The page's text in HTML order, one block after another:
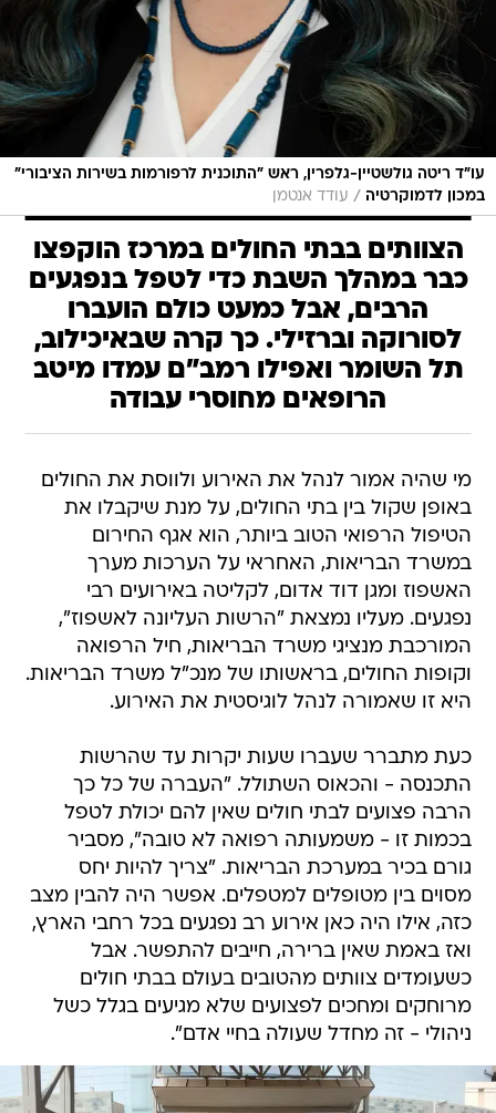
עו"ד ריטה גולשטיין-גלפרין, ראש "התוכנית לרפורמות בשירות הציבורי"
במכון לדמוקרטיה / עודד אנטמן
הצוותים בבתי החולים במרכז הוקפצו
כבר במהלך השבת כדי לטפל בנפגעים
הרבים, אבל כמעט כולם הועברו
לסורוקה וברזילי. כך קרה שבאיכילוב,
תל השומר ואפילו רמב"ם עמדו מיטב
הרופאים מחוסרי עבודה
מי שהיה אמור לנהל את האירוע ולווסת את החולים
באופן שקול בין בתי החולים, על מנת שיקבלו את
הטיפול הרפואי הטוב ביותר, הוא אגף החירום
במשרד הבריאות, האחראי על הערכות מערך
האשפוז ומגן דוד אדום, לקליטה באירועים רבי
נפגעים. מעליו נמצאת "הרשות העליונה לאשפוז",
המורכבת מנציגי משרד הבריאות, חיל הרפואה
וקופות החולים, בראשותו של מנכ"ל משרד הבריאות.
היא זו שאמורה לנהל לוגיסטית את האירוע.
כעת מתברר שעברו שעות יקרות עד שהרשות
התכנסה - והכאוס השתולל. "העברה של כל כך
הרבה פצועים לבתי חולים שאין להם יכולת לטפל
בכמות זו - משמעותה רפואה לא טובה", מסביר
גורם בכיר במערכת הבריאות. "צריך להיות יחס
מסוים בין מטופלים למטפלים. אפשר היה להבין מצב
כזה, אילו היה כאן אירוע רב נפגעים בכל רחבי הארץ,
ואז באמת שאין ברירה, חייבים להתפשר. אבל
כשעומדים צוותים מהטובים בעולם בבתי חולים
מרוחקים ומחכים לפצועים שלא מגיעים בגלל כשל
ניהולי - זה מחדל שעולה בחיי אדם".